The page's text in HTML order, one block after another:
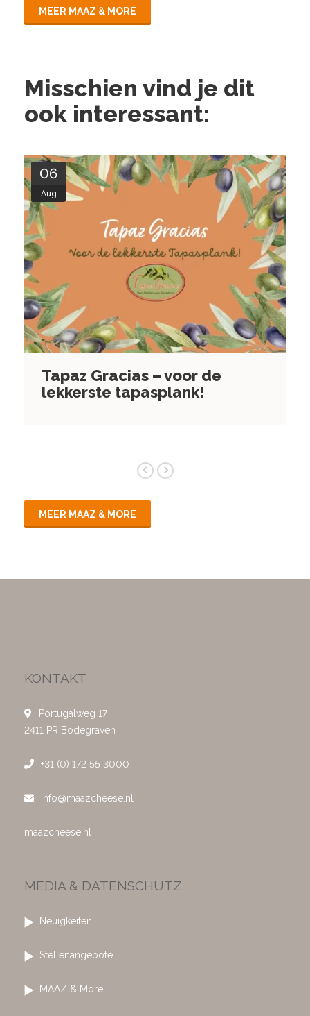
MEER MAAZ & MORE
Misschien vind je dit
ook interessant:
06
Aug
Tip voor de Zomerborrel
Kaasplank
MEER MAAZ & MORE
KONTAKT
Portugalweg 17
2411 PR Bodegraven
+31 (0) 172 55 3000
info@maazcheese.nl
maazcheese.nl
MEDIA & DATENSCHUTZ
Neuigkeiten
Stellenangebote
MAAZ & More